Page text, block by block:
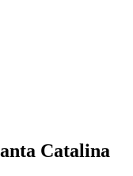
Catalina